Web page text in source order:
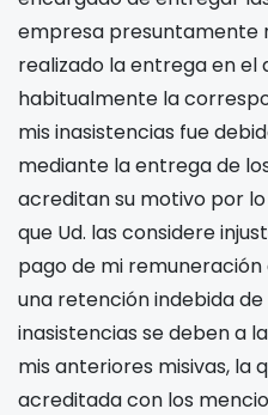
empresa presuntamente
realizado la entrega en el
habitualmente la
mis inasistencias fue
mediante la entrega de
acreditan su motivo por
que Ud. las considere
pago de mi
una retención indebida de
inasistencias se deben a
mis anteriores misivas, la
acreditada con los